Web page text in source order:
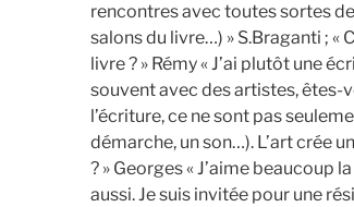
rencontres avec toutes sortes
salons du livre…) » S.Braganti ;
livre ? » Rémy « J’ai plutôt une
souvent avec des artistes, êtes-
l’écriture, ce ne sont pas
démarche, un son…). L’art crée
? » Georges « J’aime beaucoup
aussi. Je suis invitée pour une